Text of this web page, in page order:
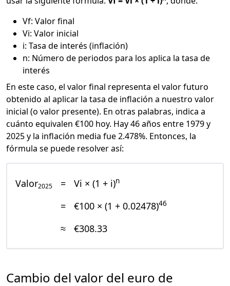
Vf: Valor final
Vi: Valor inicial
i: Tasa de interés (inflación)
n: Número de periodos para los aplica la tasa de
interés
En este caso, el valor final representa el valor futuro
obtenido al aplicar la tasa de inflación a nuestro valor
inicial (o valor presente). En otras palabras, indica a
cuánto equivalen €100 hoy. Hay 46 años entre 1979 y
2025 y la inflación media fue 2.478%. Entonces, la
fórmula se puede resolver así:
Valor2025 = Vi × (1 + i)n
= €100 × (1 + 0.02478)46
≈ €308.33
Cambio del valor del euro de